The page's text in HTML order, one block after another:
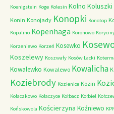
Koenigstein Koge Kolesin Kolno Koluszki
Konin Konojady Konopki Konotop
Kopalino Kopenhaga Koronowo
Korzeniewo Korzeń Kosewko
Koszelewy Koszwały Kosów Lacki
Kowalewko Kowalewo Kowalicha
Koziebrody Kozienice Kozin
Kołaczkowo Kołaczyce Kołbacz Kołbiel
Końskowola Kościerzyna Koźniewo